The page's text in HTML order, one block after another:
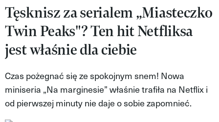
VIVA!MAN
VIVA!PEOPLE POWER
VIVA!ITAKA
Tęsknisz za serialem „Miasteczko
Twin Peaks"? Ten hit Netfliksa
jest właśnie dla ciebie
Czas pożegnać się ze spokojnym snem! Nowa
miniseria „Na marginesie” właśnie trafiła na Netflix i
od pierwszej minuty nie daje o sobie zapomnieć.